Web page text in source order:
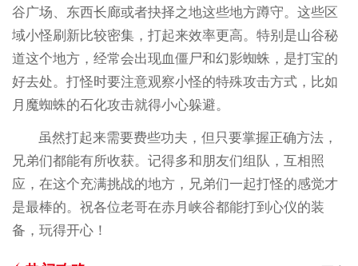
谷广场、东西长廊或者抉择之地这些地方蹲守。这些区
域小怪刷新比较密集，打起来效率更高。特别是山谷秘
道这个地方，经常会出现血僵尸和幻影蜘蛛，是打宝的
好去处。打怪时要注意观察小怪的特殊攻击方式，比如
月魔蜘蛛的石化攻击就得小心躲避。
虽然打起来需要费些功夫，但只要掌握正确方法，
兄弟们都能有所收获。记得多和朋友们组队，互相照
应，在这个充满挑战的地方，兄弟们一起打怪的感觉才
是最棒的。祝各位老哥在赤月峡谷都能打到心仪的装
备，玩得开心！